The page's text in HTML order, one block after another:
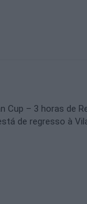
Cup – 3 horas de
de regresso à